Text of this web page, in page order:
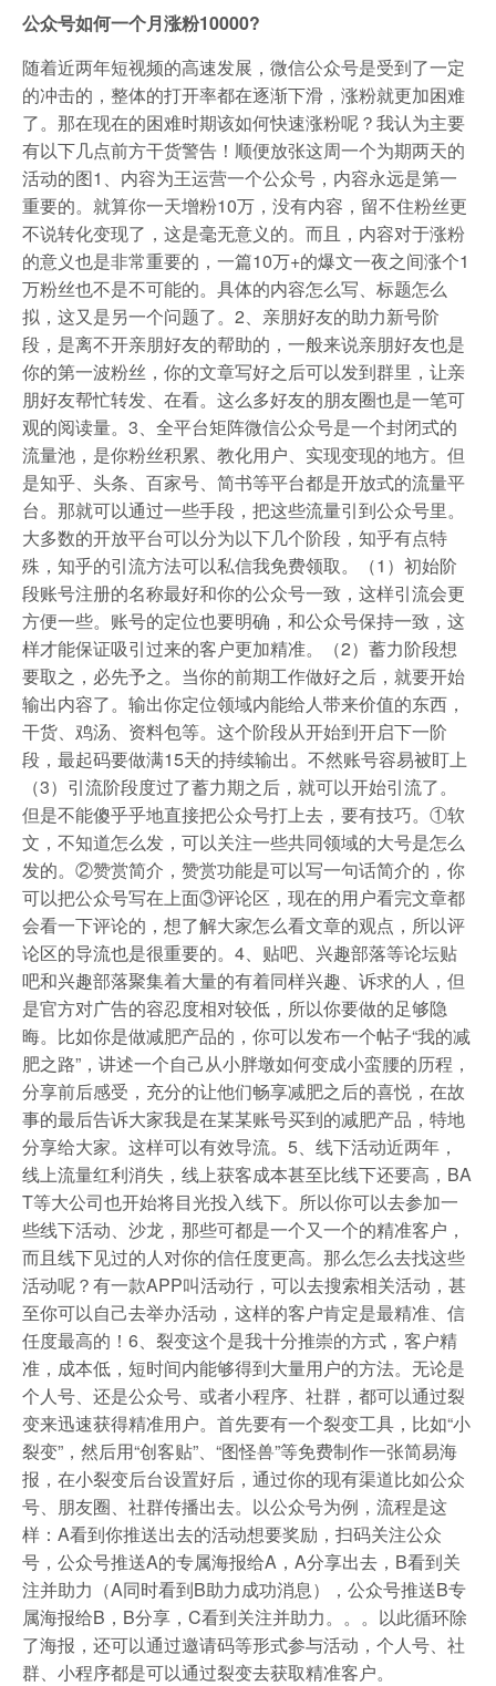
公众号如何一个月涨粉10000?
随着近两年短视频的高速发展，微信公众号是受到了一定
的冲击的，整体的打开率都在逐渐下滑，涨粉就更加困难
了。那在现在的困难时期该如何快速涨粉呢？我认为主要
有以下几点前方干货警告！顺便放张这周一个为期两天的
活动的图1、内容为王运营一个公众号，内容永远是第一
重要的。就算你一天增粉10万，没有内容，留不住粉丝更
不说转化变现了，这是毫无意义的。而且，内容对于涨粉
的意义也是非常重要的，一篇10万+的爆文一夜之间涨个1
万粉丝也不是不可能的。具体的内容怎么写、标题怎么
拟，这又是另一个问题了。2、亲朋好友的助力新号阶
段，是离不开亲朋好友的帮助的，一般来说亲朋好友也是
你的第一波粉丝，你的文章写好之后可以发到群里，让亲
朋好友帮忙转发、在看。这么多好友的朋友圈也是一笔可
观的阅读量。3、全平台矩阵微信公众号是一个封闭式的
流量池，是你粉丝积累、教化用户、实现变现的地方。但
是知乎、头条、百家号、简书等平台都是开放式的流量平
台。那就可以通过一些手段，把这些流量引到公众号里。
大多数的开放平台可以分为以下几个阶段，知乎有点特
殊，知乎的引流方法可以私信我免费领取。（1）初始阶
段账号注册的名称最好和你的公众号一致，这样引流会更
方便一些。账号的定位也要明确，和公众号保持一致，这
样才能保证吸引过来的客户更加精准。（2）蓄力阶段想
要取之，必先予之。当你的前期工作做好之后，就要开始
输出内容了。输出你定位领域内能给人带来价值的东西，
干货、鸡汤、资料包等。这个阶段从开始到开启下一阶
段，最起码要做满15天的持续输出。不然账号容易被盯上
（3）引流阶段度过了蓄力期之后，就可以开始引流了。
但是不能傻乎乎地直接把公众号打上去，要有技巧。①软
文，不知道怎么发，可以关注一些共同领域的大号是怎么
发的。②赞赏简介，赞赏功能是可以写一句话简介的，你
可以把公众号写在上面③评论区，现在的用户看完文章都
会看一下评论的，想了解大家怎么看文章的观点，所以评
论区的导流也是很重要的。4、贴吧、兴趣部落等论坛贴
吧和兴趣部落聚集着大量的有着同样兴趣、诉求的人，但
是官方对广告的容忍度相对较低，所以你要做的足够隐
晦。比如你是做减肥产品的，你可以发布一个帖子“我的减
肥之路”，讲述一个自己从小胖墩如何变成小蛮腰的历程，
分享前后感受，充分的让他们畅享减肥之后的喜悦，在故
事的最后告诉大家我是在某某账号买到的减肥产品，特地
分享给大家。这样可以有效导流。5、线下活动近两年，
线上流量红利消失，线上获客成本甚至比线下还要高，BA
T等大公司也开始将目光投入线下。所以你可以去参加一
些线下活动、沙龙，那些可都是一个又一个的精准客户，
而且线下见过的人对你的信任度更高。那么怎么去找这些
活动呢？有一款APP叫活动行，可以去搜索相关活动，甚
至你可以自己去举办活动，这样的客户肯定是最精准、信
任度最高的！6、裂变这个是我十分推崇的方式，客户精
准，成本低，短时间内能够得到大量用户的方法。无论是
个人号、还是公众号、或者小程序、社群，都可以通过裂
变来迅速获得精准用户。首先要有一个裂变工具，比如“小
裂变”，然后用“创客贴”、“图怪兽”等免费制作一张简易海
报，在小裂变后台设置好后，通过你的现有渠道比如公众
号、朋友圈、社群传播出去。以公众号为例，流程是这
样：A看到你推送出去的活动想要奖励，扫码关注公众
号，公众号推送A的专属海报给A，A分享出去，B看到关
注并助力（A同时看到B助力成功消息），公众号推送B专
属海报给B，B分享，C看到关注并助力。。。以此循环除
了海报，还可以通过邀请码等形式参与活动，个人号、社
群、小程序都是可以通过裂变去获取精准客户。